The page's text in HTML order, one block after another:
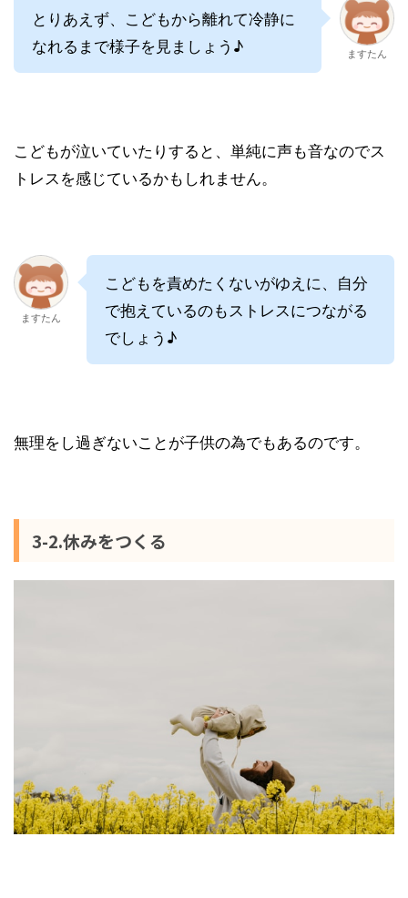
とりあえず、こどもから離れて冷静に
なれるまで様子を見ましょう♪
ますたん
こどもが泣いていたりすると、単純に声も音なのでス
トレスを感じているかもしれません。
ますたん
こどもを責めたくないがゆえに、自分
で抱えているのもストレスにつながる
でしょう♪
無理をし過ぎないことが子供の為でもあるのです。
3-2.休みをつくる